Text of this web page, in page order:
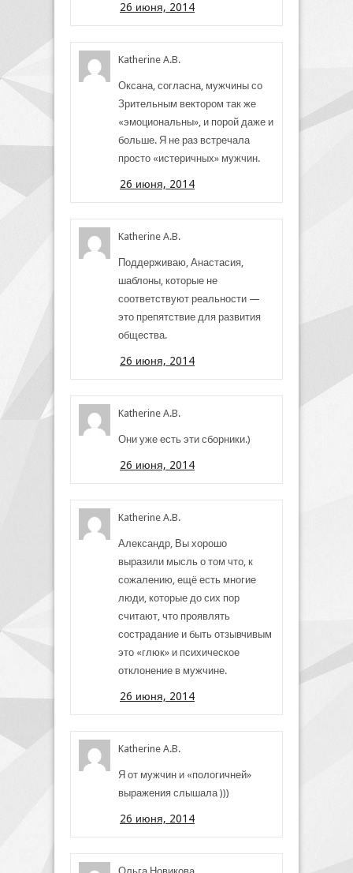
26 июня, 2014
Katherine A.B.
Оксана, согласна, мужчины со
Зрительным вектором так же
«эмоциональны», и порой даже и
больше. Я не раз встречала
просто «истеричных» мужчин.
26 июня, 2014
Katherine A.B.
Поддерживаю, Анастасия,
шаблоны, которые не
соответствуют реальности —
это препятствие для развития
общества.
26 июня, 2014
Katherine A.B.
Они уже есть эти сборники.)
26 июня, 2014
Katherine A.B.
Александр, Вы хорошо
выразили мысль о том что, к
сожалению, ещё есть многие
люди, которые до сих пор
считают, что проявлять
сострадание и быть отзывчивым
это «глюк» и психическое
отклонение в мужчине.
26 июня, 2014
Katherine A.B.
Я от мужчин и «пологичней»
выражения слышала )))
26 июня, 2014